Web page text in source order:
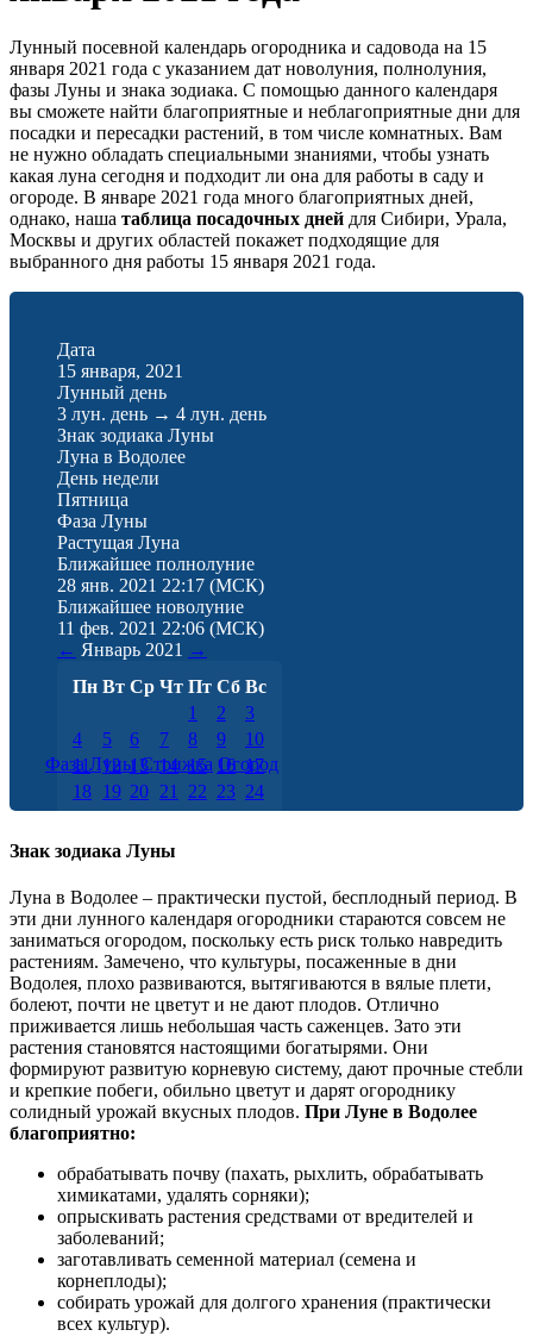
Лунный посевной календарь огородника и садовода на 15
января 2021 года с указанием дат новолуния, полнолуния,
фазы Луны и знака зодиака. С помощью данного календаря
вы сможете найти благоприятные и неблагоприятные дни для
посадки и пересадки растений, в том числе комнатных. Вам
не нужно обладать специальными знаниями, чтобы узнать
какая луна сегодня и подходит ли она для работы в саду и
огороде. В январе 2021 года много благоприятных дней,
однако, наша таблица посадочных дней для Сибири, Урала,
Москвы и других областей покажет подходящие для
выбранного дня работы 15 января 2021 года.
Дата
15 января, 2021
Лунный день
3 лун. день → 4 лун. день
Знак зодиака Луны
Луна в Водолее
День недели
Пятница
Фаза Луны
Растущая Луна
Ближайшее полнолуние
28 янв. 2021 22:17 (МСК)
Ближайшее новолуние
11 фев. 2021 22:06 (МСК)
← Январь 2021 →
Пн Вт Ср Чт Пт Сб Вс
1
2
3
4
5 6 7 8 9
10
11 12 13 14 15 16 17
18 19 20 21 22 23 24
25 26 27 28 29 30
31
Фаза Луны Стрижка Огород
Знак зодиака Луны
Луна в Водолее – практически пустой, бесплодный период. В
эти дни лунного календаря огородники стараются совсем не
заниматься огородом, поскольку есть риск только навредить
растениям. Замечено, что культуры, посаженные в дни
Водолея, плохо развиваются, вытягиваются в вялые плети,
болеют, почти не цветут и не дают плодов. Отлично
приживается лишь небольшая часть саженцев. Зато эти
растения становятся настоящими богатырями. Они
формируют развитую корневую систему, дают прочные стебли
и крепкие побеги, обильно цветут и дарят огороднику
солидный урожай вкусных плодов. При Луне в Водолее
благоприятно:
обрабатывать почву (пахать, рыхлить, обрабатывать
химикатами, удалять сорняки);
опрыскивать растения средствами от вредителей и
заболеваний;
заготавливать семенной материал (семена и
корнеплоды);
собирать урожай для долгого хранения (практически
всех культур).